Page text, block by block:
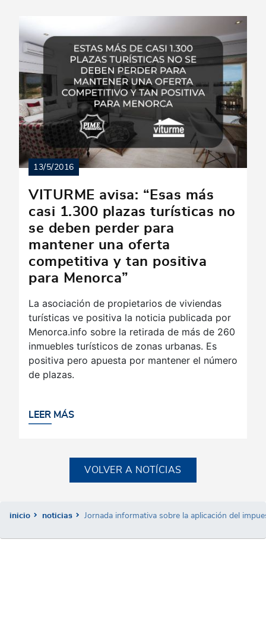
inicio noticias Jornada informativa sobre la aplicación del
VITURME avisa: “Esas más
casi 1.300 plazas turísticas no
se deben perder para
mantener una oferta
competitiva y tan positiva
para Menorca”
13/5/2016
La asociación de propietarios de viviendas
turísticas ve positiva la noticia publicada por
Menorca.info sobre la retirada de más de 260
inmuebles turísticos de zonas urbanas. Es
positiva pero apuesta por mantener el número
de plazas.
LEER MÁS
VOLVER A NOTÍCIAS